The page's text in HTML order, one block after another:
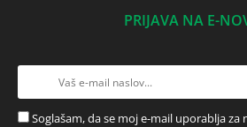
PRIJAVA NA E-
Soglašam, da se moj e-mail uporablja za